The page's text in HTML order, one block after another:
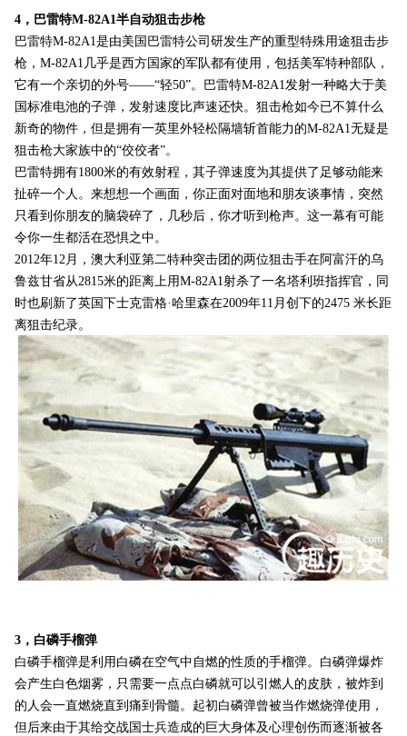
4，巴雷特M-82A1半自动狙击步枪
巴雷特M-82A1是由美国巴雷特公司研发生产的重型特殊用途狙击步
枪，M-82A1几乎是西方国家的军队都有使用，包括美军特种部队，
它有一个亲切的外号——“轻50”。巴雷特M-82A1发射一种略大于美
国标准电池的子弹，发射速度比声速还快。狙击枪如今已不算什么
新奇的物件，但是拥有一英里外轻松隔墙斩首能力的M-82A1无疑是
狙击枪大家族中的“佼佼者”。
巴雷特拥有1800米的有效射程，其子弹速度为其提供了足够动能来
扯碎一个人。来想想一个画面，你正面对面地和朋友谈事情，突然
只看到你朋友的脑袋碎了，几秒后，你才听到枪声。这一幕有可能
令你一生都活在恐惧之中。
2012年12月，澳大利亚第二特种突击团的两位狙击手在阿富汗的乌
鲁兹甘省从2815米的距离上用M-82A1射杀了一名塔利班指挥官，同
时也刷新了英国下士克雷格·哈里森在2009年11月创下的2475 米长距
离狙击纪录。
3，白磷手榴弹
白磷手榴弹是利用白磷在空气中自燃的性质的手榴弹。白磷弹爆炸
会产生白色烟雾，只需要一点点白磷就可以引燃人的皮肤，被炸到
的人会一直燃烧直到痛到骨髓。起初白磷弹曾被当作燃烧弹使用，
但后来由于其给交战国士兵造成的巨大身体及心理创伤而逐渐被各